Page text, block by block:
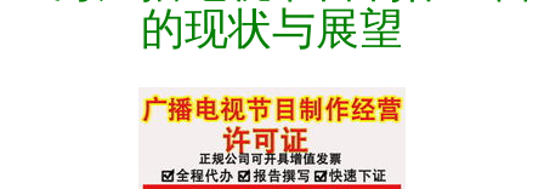
的现状与展望